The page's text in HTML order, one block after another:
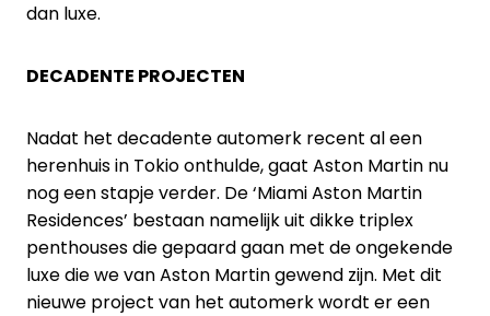
dan luxe.
DECADENTE PROJECTEN
Nadat het decadente automerk recent al een
herenhuis in Tokio onthulde, gaat Aston Martin nu
nog een stapje verder. De ‘Miami Aston Martin
Residences’ bestaan namelijk uit dikke triplex
penthouses die gepaard gaan met de ongekende
luxe die we van Aston Martin gewend zijn. Met dit
nieuwe project van het automerk wordt er een